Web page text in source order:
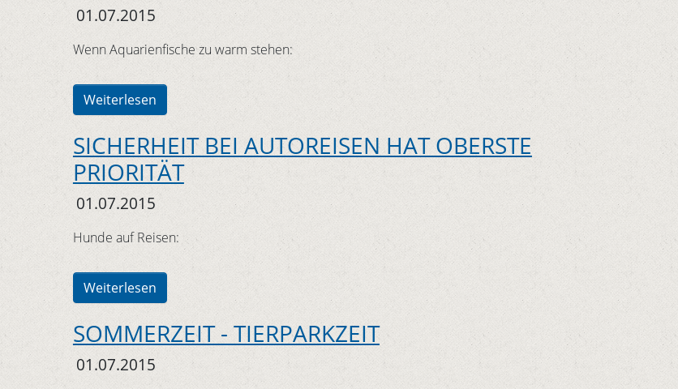
01.07.2015
Wenn Aquarienfische zu warm stehen:
Weiterlesen
SICHERHEIT BEI AUTOREISEN HAT OBERSTE
PRIORITÄT
01.07.2015
Hunde auf Reisen:
Weiterlesen
SOMMERZEIT - TIERPARKZEIT
01.07.2015